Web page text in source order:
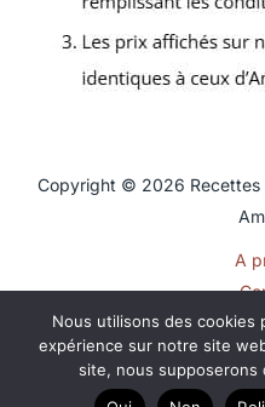
Copyright © 2026 Recettes
A
Plan
Politique
Nous utilisons des cookies
expérience sur notre site
site, nous supposerons